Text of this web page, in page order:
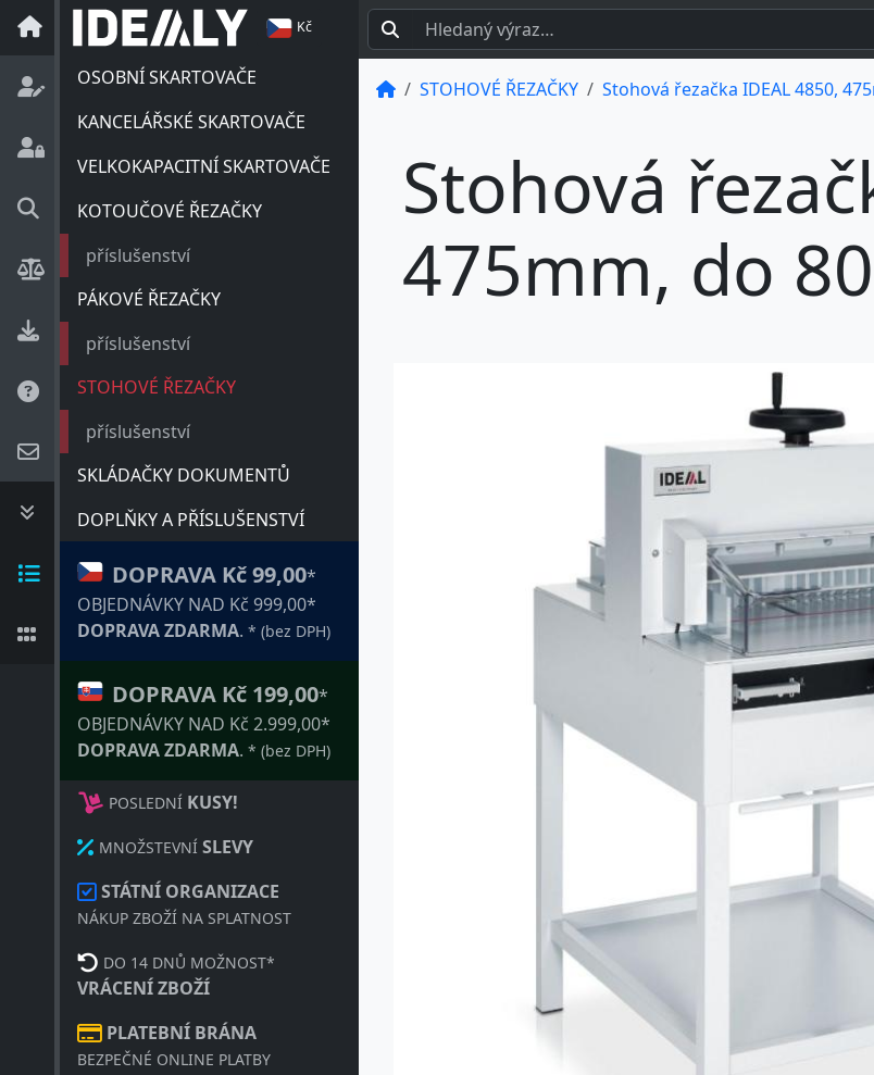
Kč
OSOBNÍ SKARTOVAČE
KANCELÁŘSKÉ SKARTOVAČE
VELKOKAPACITNÍ SKARTOVAČE
KOTOUČOVÉ ŘEZAČKY
příslušenství
PÁKOVÉ ŘEZAČKY
příslušenství
STOHOVÉ ŘEZAČKY
příslušenství
SKLÁDAČKY DOKUMENTŮ
DOPLŇKY A PŘÍSLUŠENSTVÍ
DOPRAVA Kč 99,00*
OBJEDNÁVKY NAD Kč 999,00*
DOPRAVA ZDARMA. * (bez DPH)
DOPRAVA Kč 199,00*
OBJEDNÁVKY NAD Kč 2.999,00*
DOPRAVA ZDARMA. * (bez DPH)
POSLEDNÍ KUSY!
MNOŽSTEVNÍ SLEVY
STÁTNÍ ORGANIZACE
NÁKUP ZBOŽÍ NA SPLATNOST
DO 14 DNŮ MOŽNOST*
VRÁCENÍ ZBOŽÍ
PLATEBNÍ BRÁNA
BEZPEČNÉ ONLINE PLATBY
STOHOVÉ ŘEZAČKY Stohová řezačka IDEAL 4850,
Stohová
475mm, do